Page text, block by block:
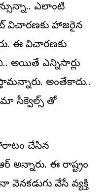
ఎలాంటి
విచారణకు హాజరైన
ఈ విచారణకు
అయితే ఎన్నిసార్లు
అంతేకాదు..
సీక్వెల్స్ తో
చేసిన
అన్నారు. ఈ రాష్ట్రం
వెనకడుగు వేసే వ్యక్తి